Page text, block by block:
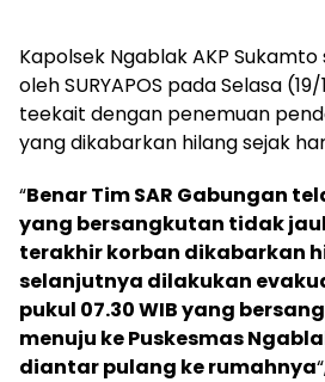
Kapolsek Ngablak AKP
oleh SURYAPOS pada Selasa
teekait dengan penemuan
yang dikabarkan hilang sejak
“Benar Tim SAR Gabungan
yang bersangkutan tidak
terakhir korban dikabarkan
selanjutnya dilakukan
pukul 07.30 WIB yang
menuju ke Puskesmas
diantar pulang ke rumahnya